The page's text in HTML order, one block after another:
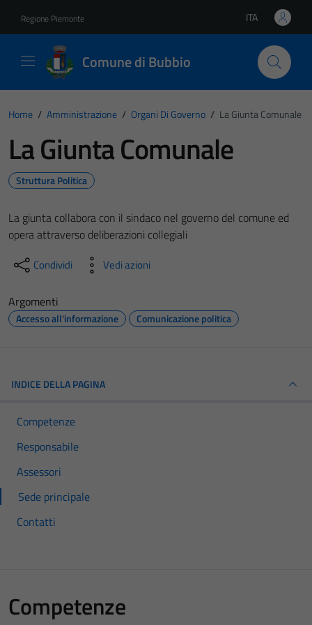
Regione Piemonte Lingua attiva:
ITA
Comune di Bubbio
Home / Amministrazione / Organi Di Governo / La Giunta Comunale
La Giunta Comunale
Struttura Politica
La giunta collabora con il sindaco nel governo del comune ed
opera attraverso deliberazioni collegiali
Condividi Vedi azioni
Argomenti
Accesso all'informazione Comunicazione politica
INDICE DELLA PAGINA
Competenze
Responsabile
Assessori
Sede principale
Contatti
Competenze